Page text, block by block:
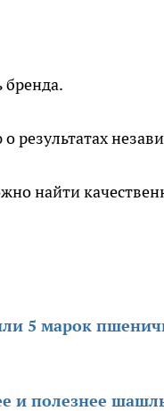
бренда.
результатах
найти
5 марок
и полезнее